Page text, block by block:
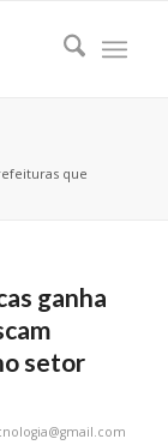
que
ganha
setor